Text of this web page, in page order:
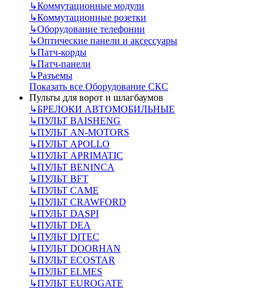
↳Коммутационные модули
↳Коммутационные розетки
↳Оборудование телефонии
↳Оптические панели и аксессуары
↳Патч-корды
↳Патч-панели
↳Разъемы
Показать все Оборудование СКС
Пульты для ворот и шлагбаумов
↳БРЕЛОКИ АВТОМОБИЛЬНЫЕ
↳ПУЛЬТ BAISHENG
↳ПУЛЬТ AN-MOTORS
↳ПУЛЬТ APOLLO
↳ПУЛЬТ APRIMATIC
↳ПУЛЬТ BENINCA
↳ПУЛЬТ BFT
↳ПУЛЬТ CAME
↳ПУЛЬТ CRAWFORD
↳ПУЛЬТ DASPI
↳ПУЛЬТ DEA
↳ПУЛЬТ DITEC
↳ПУЛЬТ DOORHAN
↳ПУЛЬТ ECOSTAR
↳ПУЛЬТ ELMES
↳ПУЛЬТ EUROGATE